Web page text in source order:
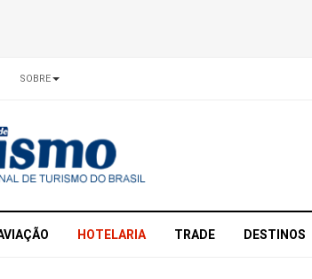
SOBRE
HOTELARIA TRADE DESTINOS